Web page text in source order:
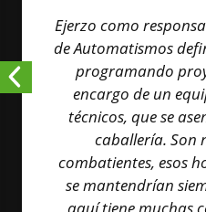
Ejerzo como
de Automatismos
programando
encargo de un
técnicos, que se
caballería. Son
combatientes, esos
se mantendrían